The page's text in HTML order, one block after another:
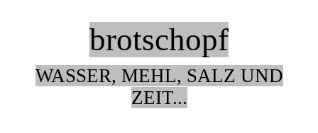
brotschopf
WASSER, MEHL, SALZ UND
ZEIT...